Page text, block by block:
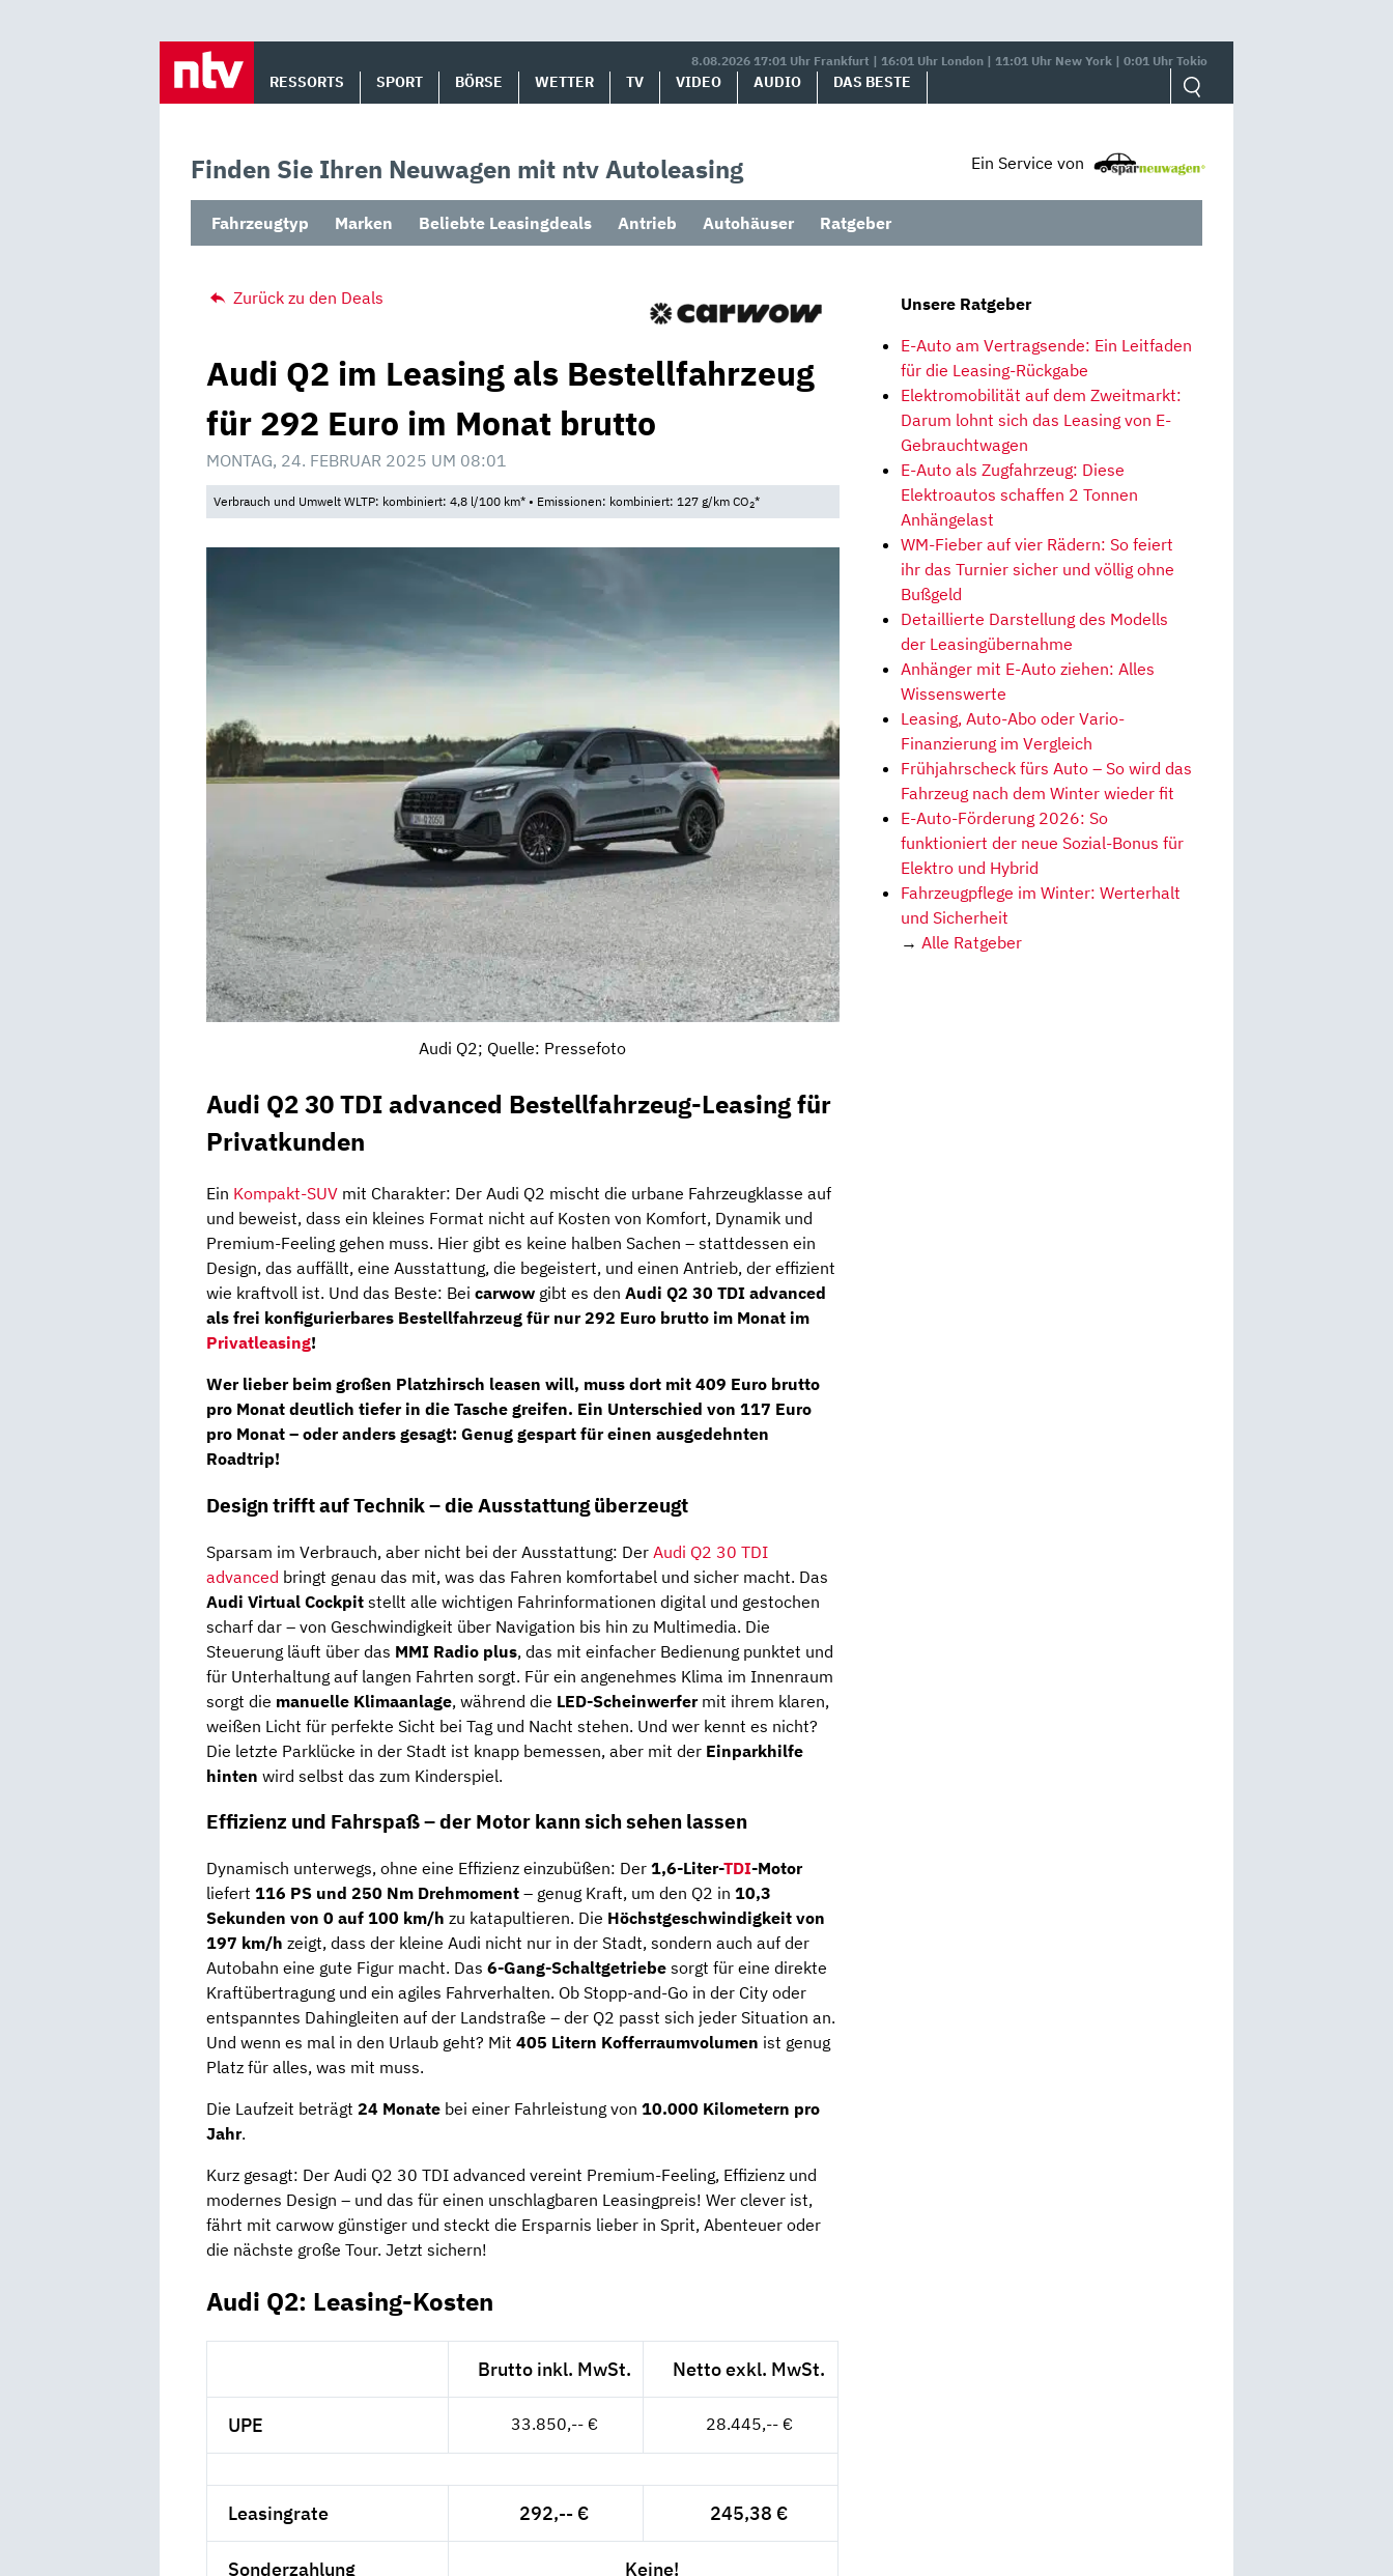
8.08.2026 17:01 Uhr Frankfurt | 16:01 Uhr London | 11:01 Uhr New York | 0:01 Uhr Tokio
RESSORTS SPORT BÖRSE WETTER TV VIDEO AUDIO DAS BESTE
Finden Sie Ihren Neuwagen mit ntv Autoleasing Ein Service von
Fahrzeugtyp Marken Beliebte Leasingdeals Antrieb Autohäuser Ratgeber
Zurück zu den Deals
Audi Q2 im Leasing als Bestellfahrzeug
für 292 Euro im Monat brutto
MONTAG, 24. FEBRUAR 2025 UM 08:01
Verbrauch und Umwelt WLTP: kombiniert: 4,8 l/100 km* • Emissionen: kombiniert: 127 g/km CO2*
Audi Q2; Quelle: Pressefoto
Audi Q2 30 TDI advanced Bestellfahrzeug-Leasing für
Privatkunden
Ein Kompakt-SUV mit Charakter: Der Audi Q2 mischt die urbane Fahrzeugklasse auf
und beweist, dass ein kleines Format nicht auf Kosten von Komfort, Dynamik und
Premium-Feeling gehen muss. Hier gibt es keine halben Sachen – stattdessen ein
Design, das auffällt, eine Ausstattung, die begeistert, und einen Antrieb, der effizient
wie kraftvoll ist. Und das Beste: Bei carwow gibt es den Audi Q2 30 TDI advanced
als frei konfigurierbares Bestellfahrzeug für nur 292 Euro brutto im Monat im
Privatleasing!
Wer lieber beim großen Platzhirsch leasen will, muss dort mit 409 Euro brutto
pro Monat deutlich tiefer in die Tasche greifen. Ein Unterschied von 117 Euro
pro Monat – oder anders gesagt: Genug gespart für einen ausgedehnten
Roadtrip!
Design trifft auf Technik – die Ausstattung überzeugt
Sparsam im Verbrauch, aber nicht bei der Ausstattung: Der Audi Q2 30 TDI
advanced bringt genau das mit, was das Fahren komfortabel und sicher macht. Das
Audi Virtual Cockpit stellt alle wichtigen Fahrinformationen digital und gestochen
scharf dar – von Geschwindigkeit über Navigation bis hin zu Multimedia. Die
Steuerung läuft über das MMI Radio plus, das mit einfacher Bedienung punktet und
für Unterhaltung auf langen Fahrten sorgt. Für ein angenehmes Klima im Innenraum
sorgt die manuelle Klimaanlage, während die LED-Scheinwerfermit ihrem klaren,
weißen Licht für perfekte Sicht bei Tag und Nacht stehen. Und wer kennt es nicht?
Die letzte Parklücke in der Stadt ist knapp bemessen, aber mit der Einparkhilfe
hinten wird selbst das zum Kinderspiel.
Effizienz und Fahrspaß – der Motor kann sich sehen lassen
Dynamisch unterwegs, ohne eine Effizienz einzubüßen: Der 1,6-Liter-TDI-Motor
liefert 116 PS und 250 Nm Drehmoment – ​​genug Kraft, um den Q2 in 10,3
Sekunden von 0 auf 100 km/h zu katapultieren. Die Höchstgeschwindigkeit von
197 km/h zeigt, dass der kleine Audi nicht nur in der Stadt, sondern auch auf der
Autobahn eine gute Figur macht. Das 6-Gang-Schaltgetriebe sorgt für eine direkte
Kraftübertragung und ein agiles Fahrverhalten. Ob Stopp-and-Go in der City oder
entspanntes Dahingleiten auf der Landstraße – der Q2 passt sich jeder Situation an.
Und wenn es mal in den Urlaub geht? Mit 405 Litern Kofferraumvolumen ist genug
Platz für alles, was mit muss.
Die Laufzeit beträgt 24 Monate bei einer Fahrleistung von 10.000 Kilometern pro
Jahr.
Kurz gesagt: Der Audi Q2 30 TDI advanced vereint Premium-Feeling, Effizienz und
modernes Design – und das für einen unschlagbaren Leasingpreis! Wer clever ist,
fährt mit carwow günstiger und steckt die Ersparnis lieber in Sprit, Abenteuer oder
die nächste große Tour. Jetzt sichern!
Audi Q2: Leasing-Kosten
Brutto inkl. MwSt. Netto exkl. MwSt.
UPE 33.850,-- € 28.445,-- €
Leasingrate 292,-- € 245,38 €
Sonderzahlung Keine!
Unsere Ratgeber
E-Auto am Vertragsende: Ein Leitfaden
für die Leasing-Rückgabe
Elektromobilität auf dem Zweitmarkt:
Darum lohnt sich das Leasing von E-
Gebrauchtwagen
E-Auto als Zugfahrzeug: Diese
Elektroautos schaffen 2 Tonnen
Anhängelast
WM-Fieber auf vier Rädern: So feiert
ihr das Turnier sicher und völlig ohne
Bußgeld
Detaillierte Darstellung des Modells
der Leasingübernahme
Anhänger mit E-Auto ziehen: Alles
Wissenswerte
Leasing, Auto-Abo oder Vario-
Finanzierung im Vergleich
Frühjahrscheck fürs Auto – So wird das
Fahrzeug nach dem Winter wieder fit
E-Auto-Förderung 2026: So
funktioniert der neue Sozial-Bonus für
Elektro und Hybrid
Fahrzeugpflege im Winter: Werterhalt
und Sicherheit
→ Alle Ratgeber